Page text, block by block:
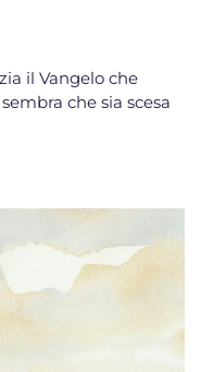
il Vangelo che
che sia scesa